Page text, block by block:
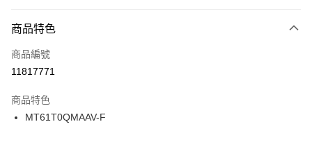
３．安心：先確認商品／服務後，再付款。
【「AFTEE先享後付」結帳流程】
１．於結帳方式選擇「AFTEE先享後付」後，將跳轉至「AFTEE先享後付」
２．訂單成立數日內，您將收到繳費通知簡訊。
３．收到繳費通知簡訊後14天內，點擊此簡訊中的連結，可透過四大超商／
ATM／網路銀行／等多元方式進行付款，方視為交易完成。
每筆NT$100，滿NT$1,500(含以上)免運費
宅配
每筆NT$100，滿NT$1,500(含以上)免運費
付款後門市自取
每筆NT$100，滿NT$1,500(含以上)免運費
商品特色
商品編號
11817771
商品特色
MT61T0QMAAV-F